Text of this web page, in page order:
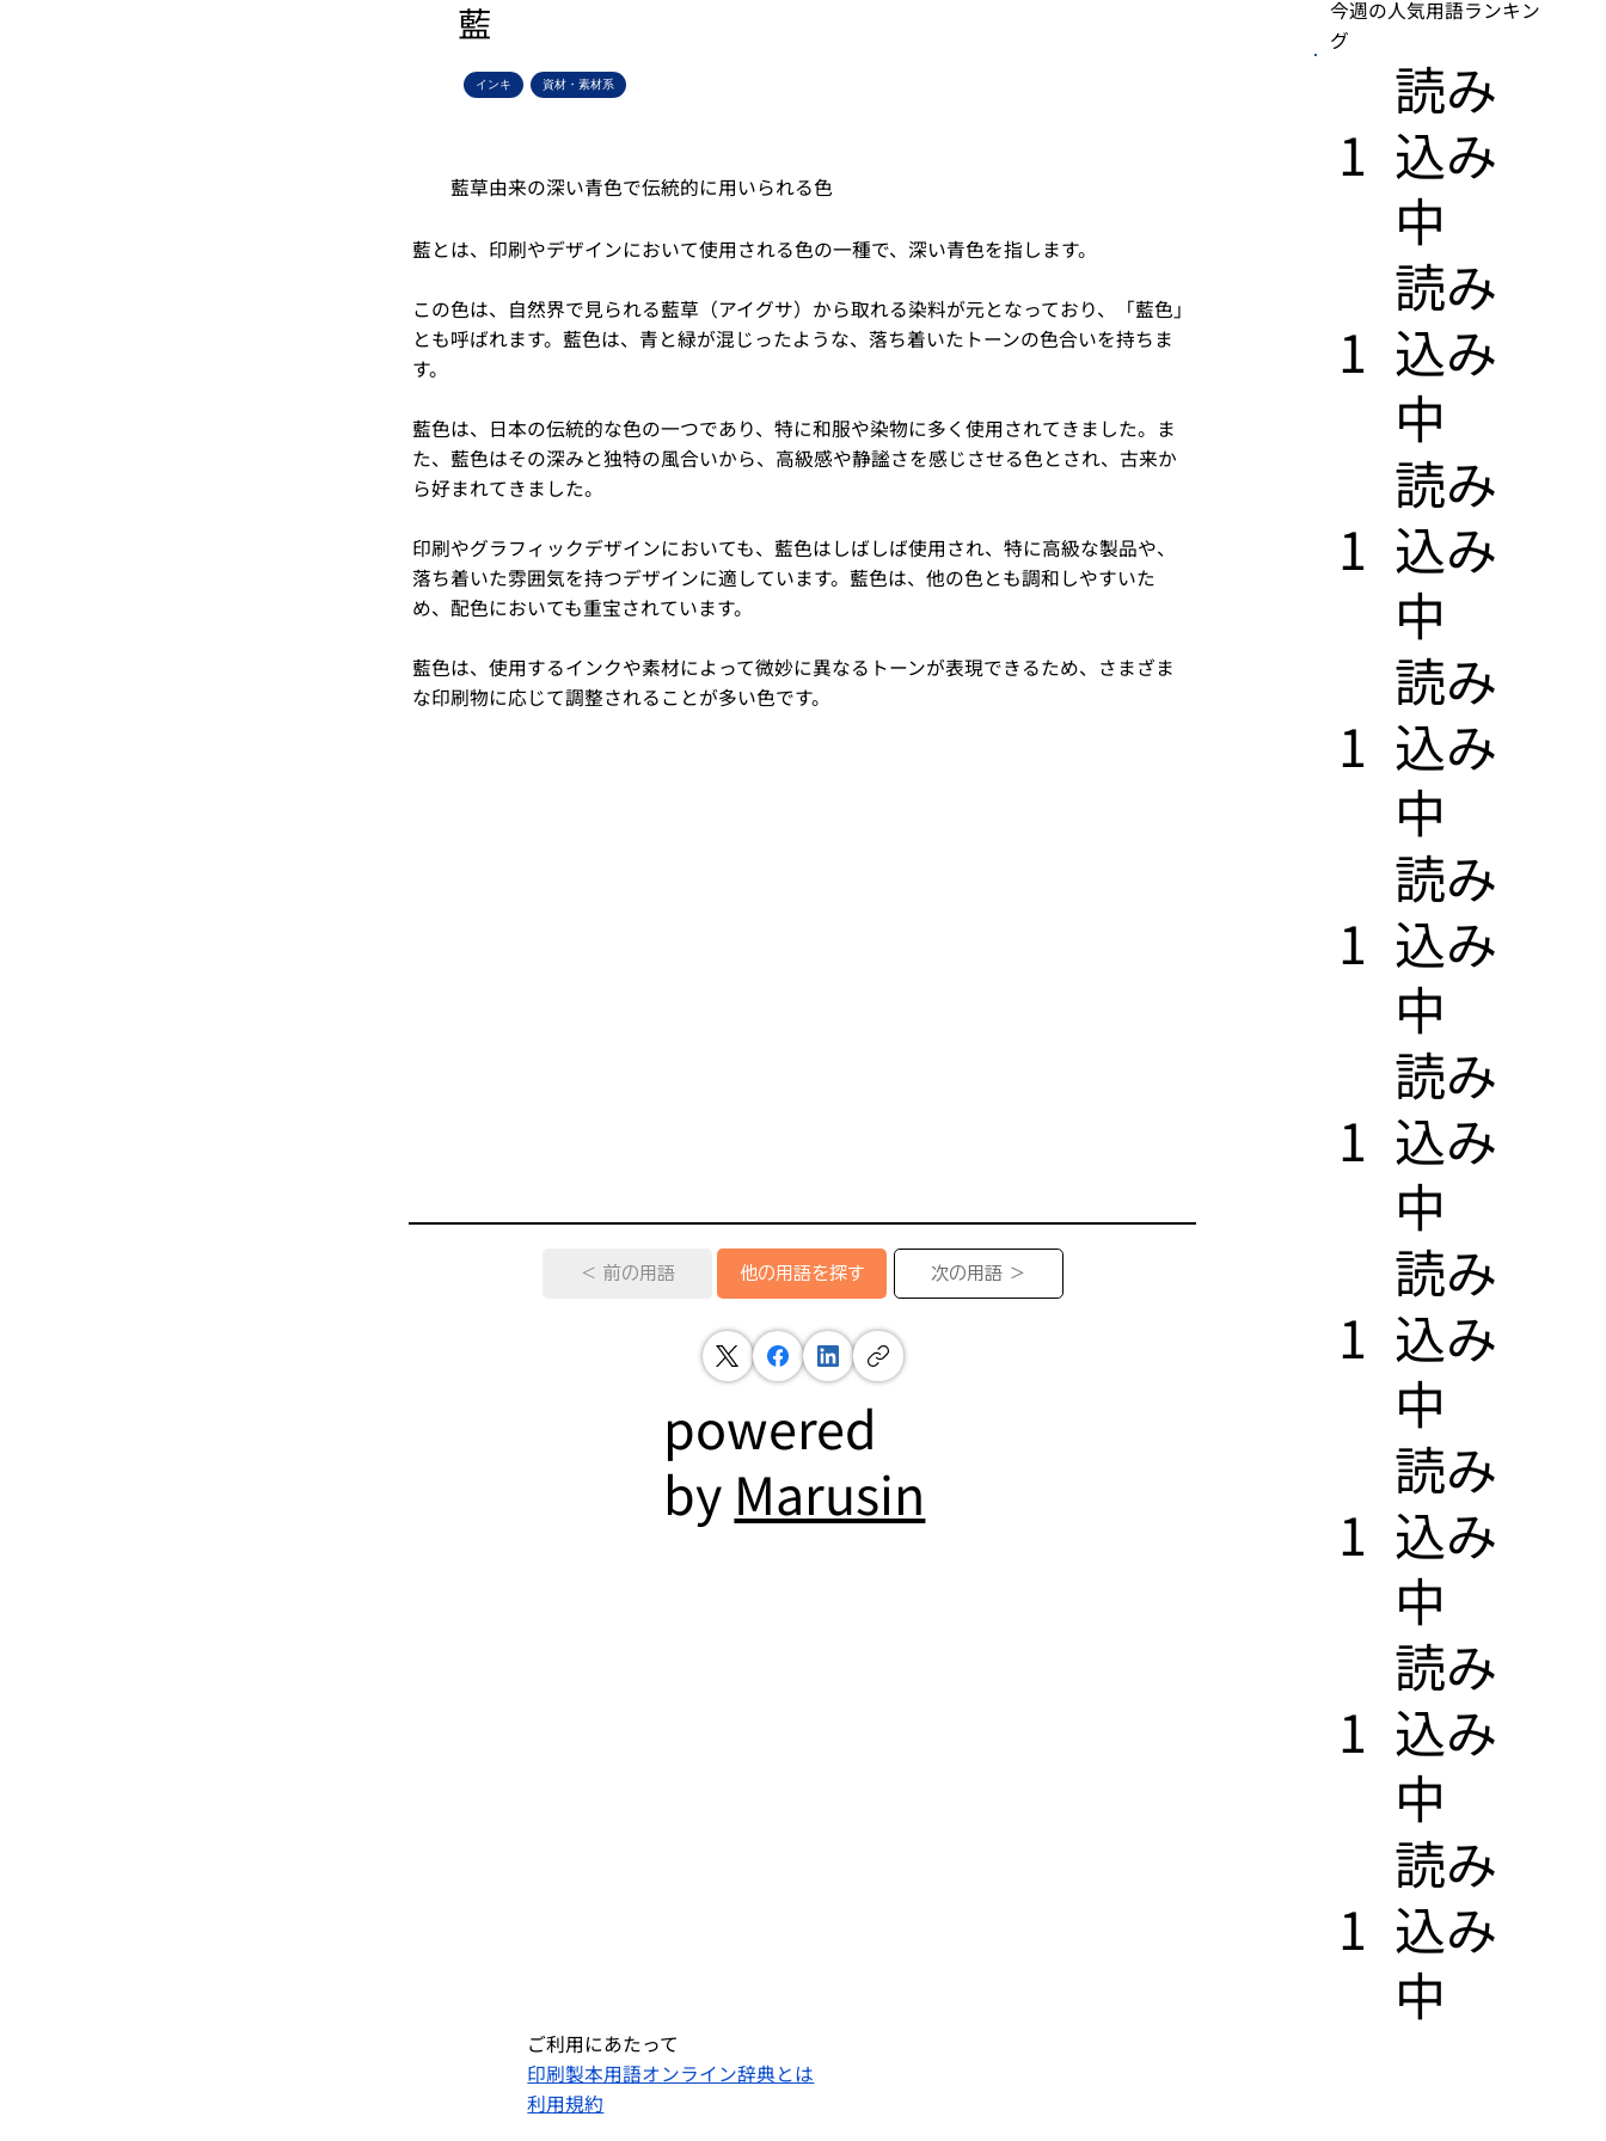
藍
インキ 資材・素材系
藍草由来の深い青色で伝統的に用いられる色
藍とは、印刷やデザインにおいて使用される色の一種で、深い青色を指します。
この色は、自然界で見られる藍草（アイグサ）から取れる染料が元となっており、「藍色」
とも呼ばれます。藍色は、青と緑が混じったような、落ち着いたトーンの色合いを持ちま
す。
藍色は、日本の伝統的な色の一つであり、特に和服や染物に多く使用されてきました。ま
た、藍色はその深みと独特の風合いから、高級感や静謐さを感じさせる色とされ、古来か
ら好まれてきました。
印刷やグラフィックデザインにおいても、藍色はしばしば使用され、特に高級な製品や、
落ち着いた雰囲気を持つデザインに適しています。藍色は、他の色とも調和しやすいた
め、配色においても重宝されています。
藍色は、使用するインクや素材によって微妙に異なるトーンが表現できるため、さまざま
な印刷物に応じて調整されることが多い色です。
今週の人気用語ランキン
グ
1
​読み
込み
中
1
​読み
込み
中
1
​読み
込み
中
1
​読み
込み
中
1
​読み
込み
中
1
​読み
込み
中
1
​読み
込み
中
1
​読み
込み
中
1
​読み
込み
中
1
​読み
込み
中
＜ 前の用語 他の用語を探す 次の用語 ＞
powered
by Marusin
ご利用にあたって
印刷製本用語オンライン辞典とは
利用規約​